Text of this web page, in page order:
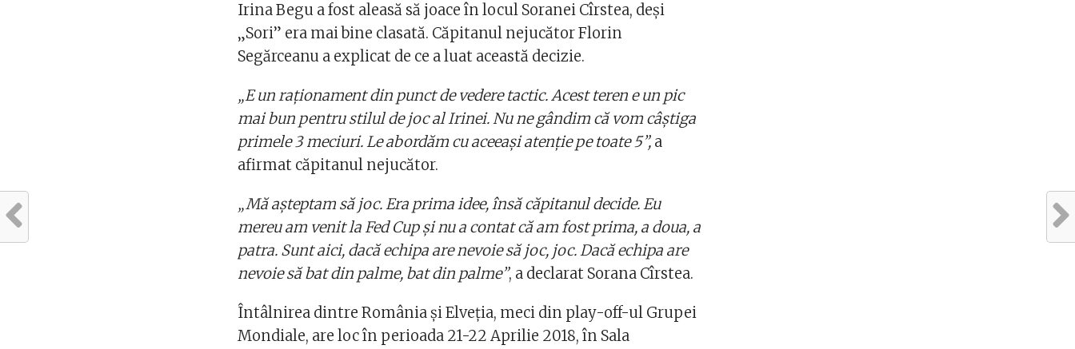
Irina Begu a fost aleasă să joace în locul Soranei Cîrstea, deși
„Sori” era mai bine clasată. Căpitanul nejucător Florin
Segărceanu a explicat de ce a luat această decizie.
„E un raționament din punct de vedere tactic. Acest teren e un pic
mai bun pentru stilul de joc al Irinei. Nu ne gândim că vom câștiga
primele 3 meciuri. Le abordăm cu aceeași atenție pe toate 5”, a
afirmat căpitanul nejucător.
„Mă așteptam să joc. Era prima idee, însă căpitanul decide. Eu
mereu am venit la Fed Cup și nu a contat că am fost prima, a doua, a
patra. Sunt aici, dacă echipa are nevoie să joc, joc. Dacă echipa are
nevoie să bat din palme, bat din palme”, a declarat Sorana Cîrstea.
Întâlnirea dintre România şi Elveţia, meci din play-off-ul Grupei
Mondiale, are loc în perioada 21-22 Aprilie 2018, în Sala